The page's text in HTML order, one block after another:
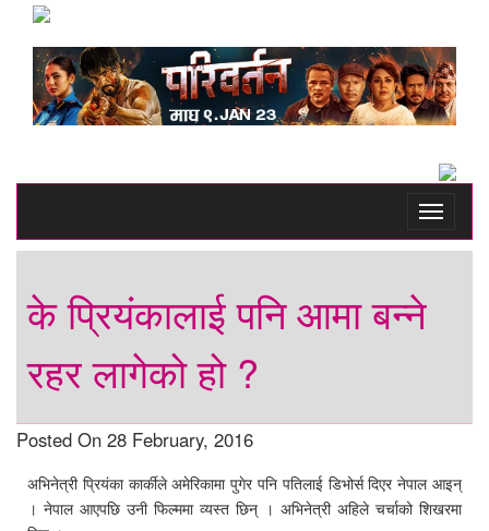
Toggle
के प्रियंकालाई पनि आमा बन्ने
रहर लागेको हो ?
Posted On 28 February, 2016
अभिनेत्री प्रियंका कार्कीले अमेरिकामा पुगेर पनि पतिलाई डिभोर्स दिएर नेपाल आइन्
। नेपाल आएपछि उनी फिल्ममा व्यस्त छिन् । अभिनेत्री अहिले चर्चाको शिखरमा